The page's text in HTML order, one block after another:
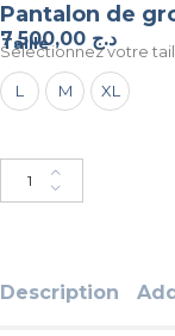
Pantalon de
د.ج
Selectionnez votre
Taille
L M XL
Description